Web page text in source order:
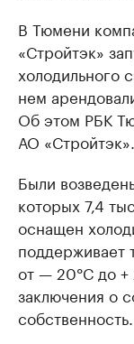
В Тюмени
«Стройтэк»
холодильного
нем
Об этом РБК
АО «Стройтэк».
Были
которых 7,4
оснащен
поддерживает
от — 20°С до +
заключения о
собственность.